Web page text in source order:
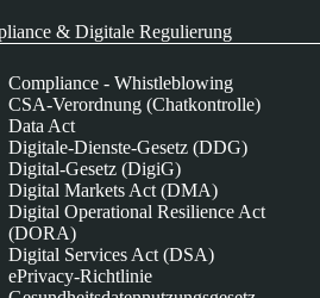
& Digitale Regulierung
Compliance - Whistleblowing
CSA-Verordnung (Chatkontrolle)
Data Act
Digitale-Dienste-Gesetz (DDG)
Digital-Gesetz (DigiG)
Digital Markets Act (DMA)
Digital Operational Resilience Act
(DORA)
Digital Services Act (DSA)
ePrivacy-Richtlinie